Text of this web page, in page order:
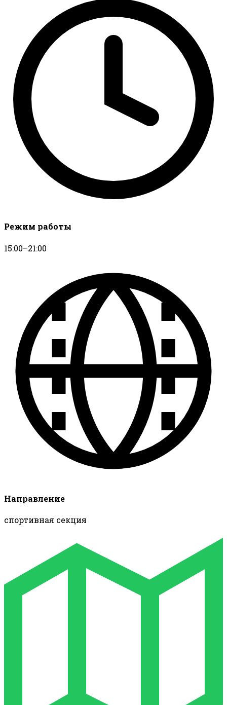
Режим работы
15:00–21:00
Направление
спортивная секция